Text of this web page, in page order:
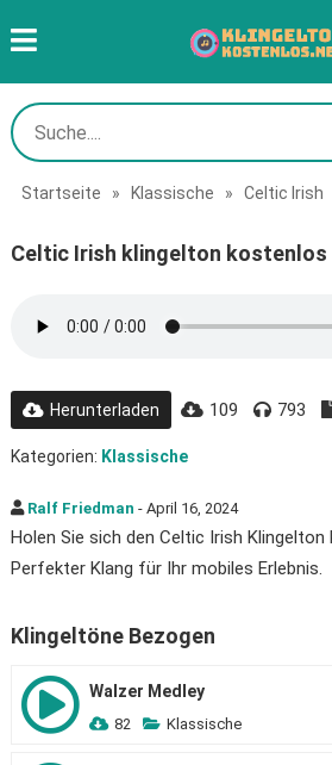
Startseite » Klassische » Celtic Irish
Celtic Irish klingelton kostenlos
Herunterladen 109 793
Kategorien: Klassische
Ralf Friedman - April 16, 2024
Holen Sie sich den Celtic Irish
Perfekter Klang für Ihr mobiles Erlebnis.
Klingeltöne Bezogen
Walzer Medley
82 Klassische